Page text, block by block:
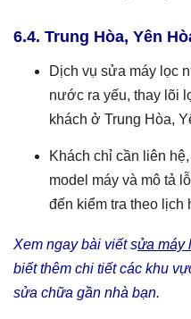
6.4. Trung Hòa, Yên
Dịch vụ sửa máy lọc
nước ra yếu, thay lõi
khách ở Trung Hòa,
Khách chỉ cần liên
model máy và mô tả
đến kiểm tra theo lịch
Xem ngay bài viết sửa máy
biết thêm chi tiết các khu
sửa chữa gần nhà bạn.